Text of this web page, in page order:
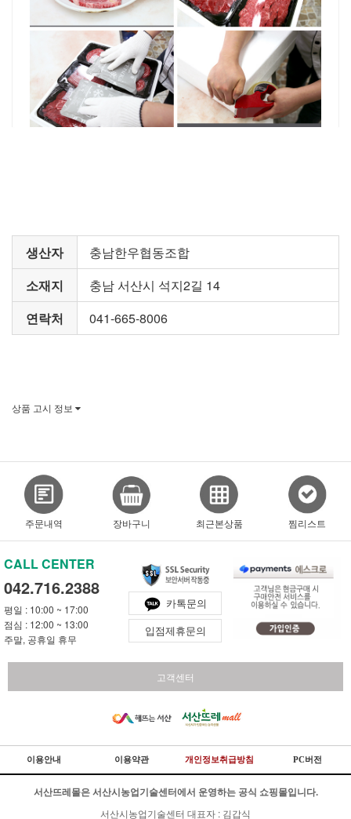
생산자
충남한우협동조합
소재지
충남 서산시 석지2길 14
연락처
041-665-8006
상품 고시 정보
주문내역 장바구니 최근본상품 찜리스트
CALL CENTER
042.716.2388
평일 : 10:00 ~ 17:00
점심 : 12:00 ~ 13:00
주말, 공휴일 휴무
카톡문의
입점제휴문의
고객센터
이용안내 이용약관 개인정보취급방침 PC버전
서산뜨레몰은 서산시농업기술센터에서 운영하는 공식 쇼핑몰입니다.
서산시농업기술센터 대표자 : 김갑식